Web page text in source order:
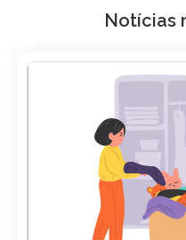
Notícias